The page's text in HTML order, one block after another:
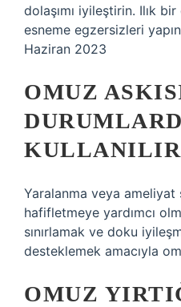
dolaşımı iyileştirin. Ilık
esneme egzersizleri
Haziran 2023
OMUZ
Yaralanma veya ameliyat
hafifletmeye yardımcı
sınırlamak ve doku
desteklemek amacıyla
OMUZ